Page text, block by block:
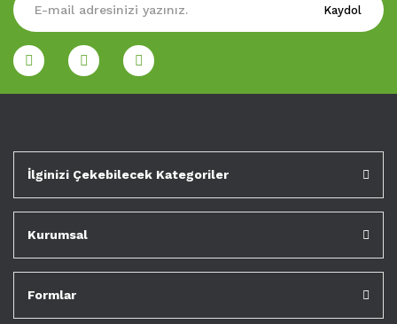
Kaydol
İlginizi Çekebilecek Kategoriler
Kurumsal
Formlar